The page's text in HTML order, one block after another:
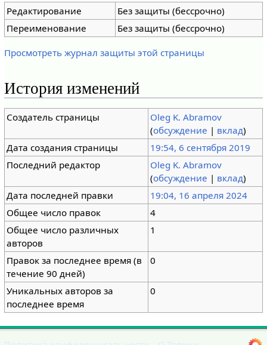
Редактирование
Без защиты (бессрочно)
Переименование
Без защиты (бессрочно)
Просмотреть журнал защиты этой страницы
История изменений
Создатель страницы
Oleg K. Abramov
(обсуждение | вклад)
Дата создания страницы
19:54, 6 сентября 2019
Последний редактор
Oleg K. Abramov
(обсуждение | вклад)
Дата последней правки
19:04, 16 апреля 2024
Общее число правок
4
Общее число различных
авторов
1
Правок за последнее время (в
течение 90 дней)
0
Уникальных авторов за
последнее время
0